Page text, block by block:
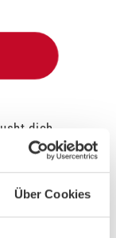
Über Cookies
dich
aus dir heraus